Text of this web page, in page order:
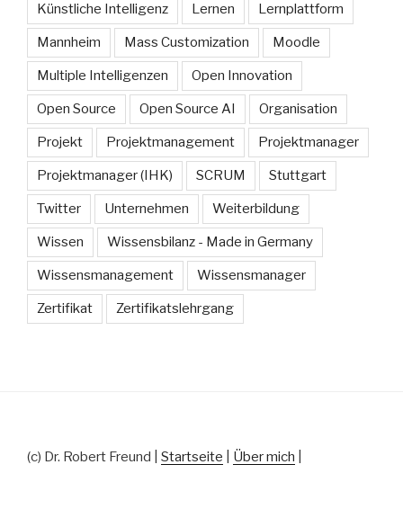
Künstliche Intelligenz Lernen Lernplattform
Mannheim Mass Customization Moodle
Multiple Intelligenzen Open Innovation
Open Source Open Source AI Organisation
Projekt Projektmanagement Projektmanager
Projektmanager (IHK) SCRUM Stuttgart
Twitter Unternehmen Weiterbildung
Wissen Wissensbilanz - Made in Germany
Wissensmanagement Wissensmanager
Zertifikat Zertifikatslehrgang
(c) Dr. Robert Freund | Startseite Über mich